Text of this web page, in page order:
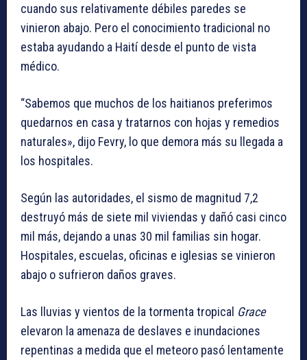
cuando sus relativamente débiles paredes se
vinieron abajo. Pero el conocimiento tradicional no
estaba ayudando a Haití desde el punto de vista
médico.
“Sabemos que muchos de los haitianos preferimos
quedarnos en casa y tratarnos con hojas y remedios
naturales», dijo Fevry, lo que demora más su llegada a
los hospitales.
Según las autoridades, el sismo de magnitud 7,2
destruyó más de siete mil viviendas y dañó casi cinco
mil más, dejando a unas 30 mil familias sin hogar.
Hospitales, escuelas, oficinas e iglesias se vinieron
abajo o sufrieron daños graves.
Las lluvias y vientos de la tormenta tropical Grace
elevaron la amenaza de deslaves e inundaciones
repentinas a medida que el meteoro pasó lentamente